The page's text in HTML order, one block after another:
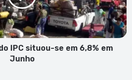
IPC situou-se em 6,8% em
Junho